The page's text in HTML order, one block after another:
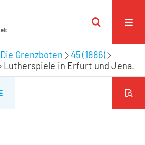
Die Grenzboten
45 (1886)
Lutherspiele in Erfurt und Jena.